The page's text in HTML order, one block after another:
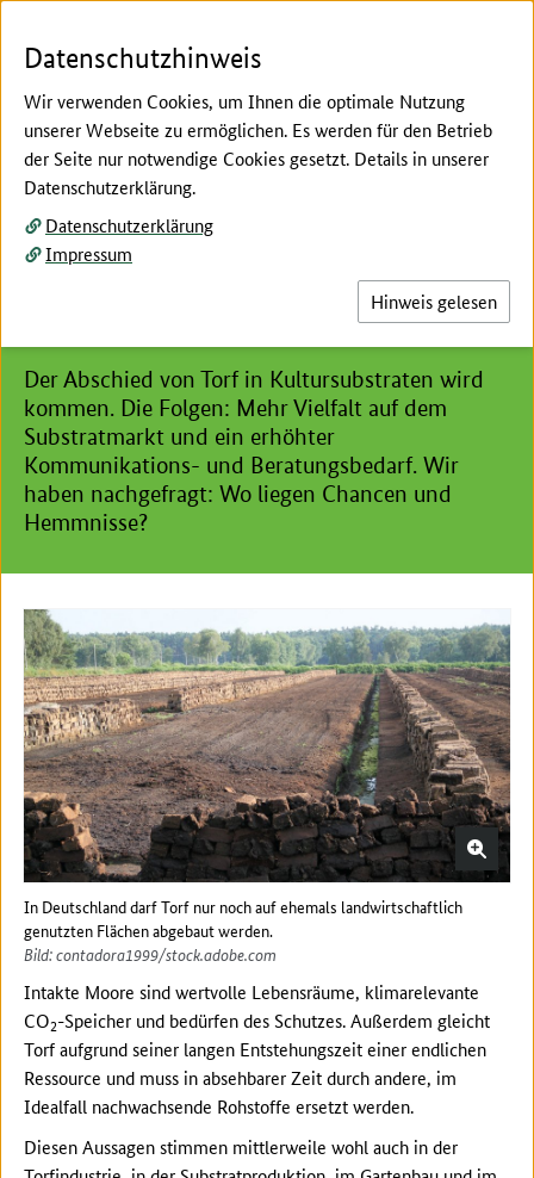
Hier beginnt der Hauptinhalt dieser Seite
Kultursubstrate: Die Zukunft
gehört nachwachsenden
Der Abschied von Torf in Kultursubstraten wird
kommen. Die Folgen: Mehr Vielfalt auf dem
Substratmarkt und ein erhöhter
Kommunikations- und Beratungsbedarf. Wir
haben nachgefragt: Wo liegen Chancen und
Hemmnisse?
In Deutschland darf Torf nur noch auf ehemals landwirtschaftlich
genutzten Flächen abgebaut werden.
Bild: contadora1999/stock.adobe.com
Intakte Moore sind wertvolle Lebensräume, klimarelevante
CO2-Speicher und bedürfen des Schutzes. Außerdem gleicht
Torf aufgrund seiner langen Entstehungszeit einer endlichen
Ressource und muss in absehbarer Zeit durch andere, im
Idealfall nachwachsende Rohstoffe ersetzt werden.
Diesen Aussagen stimmen mittlerweile wohl auch in der
Datenschutzhinweis
Wir verwenden Cookies, um Ihnen die optimale Nutzung
unserer Webseite zu ermöglichen. Es werden für den Betrieb
der Seite nur notwendige Cookies gesetzt. Details in unserer
Datenschutzerklärung.
Datenschutzerklärung
Impressum
Hinweis gelesen